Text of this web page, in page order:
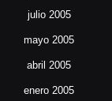
julio 2005
mayo 2005
abril 2005
enero 2005